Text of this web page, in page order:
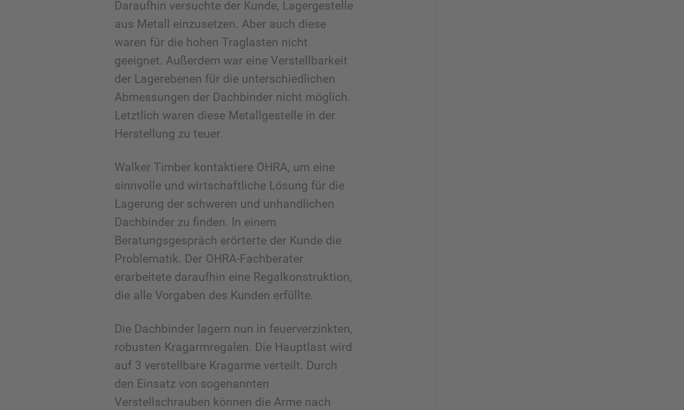
Daraufhin versuchte der Kunde, Lagergestelle
aus Metall einzusetzen. Aber auch diese
waren für die hohen Traglasten nicht
geeignet. Außerdem war eine Verstellbarkeit
der Lagerebenen für die unterschiedlichen
Abmessungen der Dachbinder nicht möglich.
Letztlich waren diese Metallgestelle in der
Herstellung zu teuer.
Walker Timber kontaktiere OHRA, um eine
sinnvolle und wirtschaftliche Lösung für die
Lagerung der schweren und unhandlichen
Dachbinder zu finden. In einem
Beratungsgespräch erörterte der Kunde die
Problematik. Der OHRA-Fachberater
erarbeitete daraufhin eine Regalkonstruktion,
die alle Vorgaben des Kunden erfüllte.
Die Dachbinder lagern nun in feuerverzinkten,
robusten Kragarmregalen. Die Hauptlast wird
auf 3 verstellbare Kragarme verteilt. Durch
den Einsatz von sogenannten
Verstellschrauben können die Arme nach